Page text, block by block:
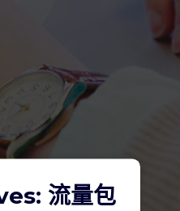
流量包